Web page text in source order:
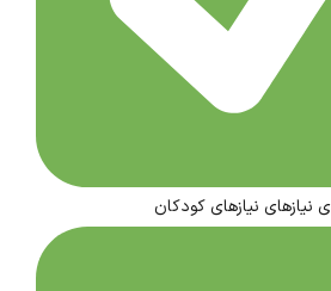
نیازهای کودکان